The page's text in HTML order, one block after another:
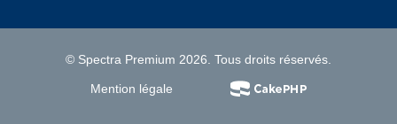
© Spectra Premium 2026. Tous droits réservés.
Mention légale